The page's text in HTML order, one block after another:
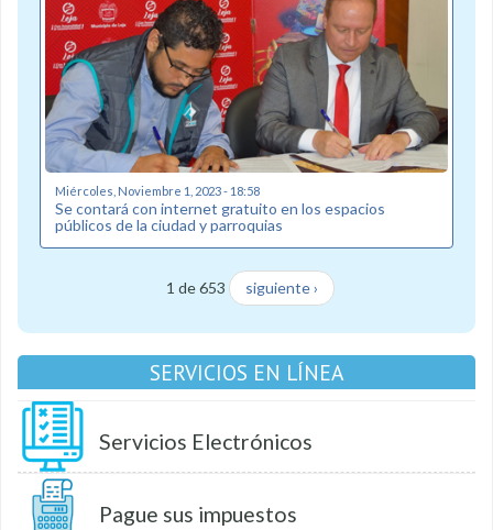
Miércoles, Noviembre 1, 2023 - 18:58
Se contará con internet gratuito en los espacios
públicos de la ciudad y parroquias
1 de 653 siguiente ›
SERVICIOS EN LÍNEA
Servicios Electrónicos
Pague sus impuestos